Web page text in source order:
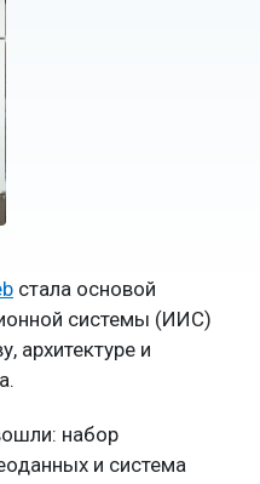
стала основой
системы (ИИС)
архитектуре и
набор
и система